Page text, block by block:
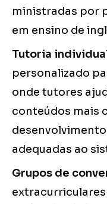
ministradas por
em ensino de
Tutoria
personalizado
onde tutores
conteúdos mais
adequadas ao
Grupos de